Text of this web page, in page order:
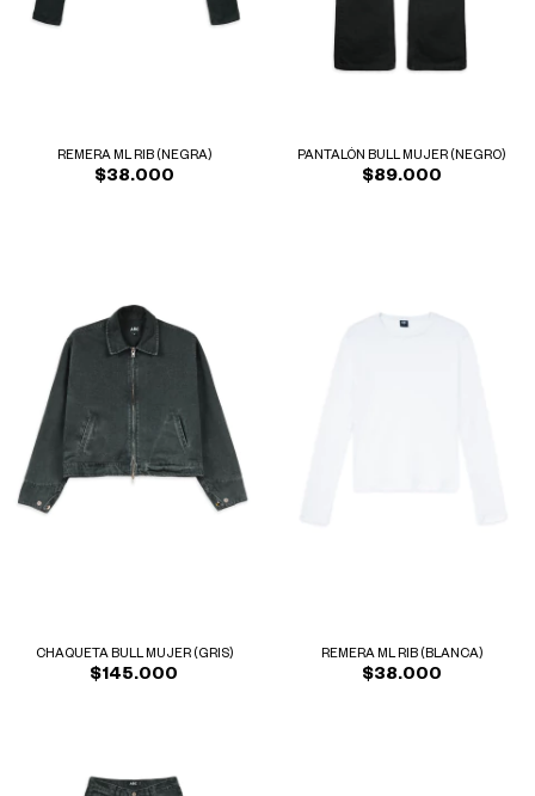
REMERA ML RIB (NEGRA)
$38.000
PANTALÓN BULL MUJER (NEGRO)
$89.000
CHAQUETA BULL MUJER (GRIS)
$145.000
REMERA ML RIB (BLANCA)
$38.000